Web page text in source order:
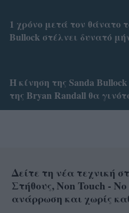
1 χρόνο μετά τον θάνατο
Bullock στέλνει δυνατό
Η κίνηση της Sanda
της Bryan Randall θα
Δείτε τη νέα τεχνική
Στήθους, Non Touch -
ανάρρωση και χωρίς